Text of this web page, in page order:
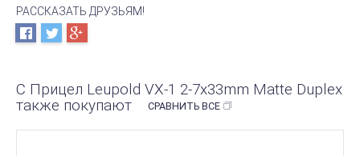
РАССКАЗАТЬ ДРУЗЬЯМ!
С Прицел Leupold VX-1 2-7х33mm Matte Duplex
также покупают
СРАВНИТЬ ВСЕ